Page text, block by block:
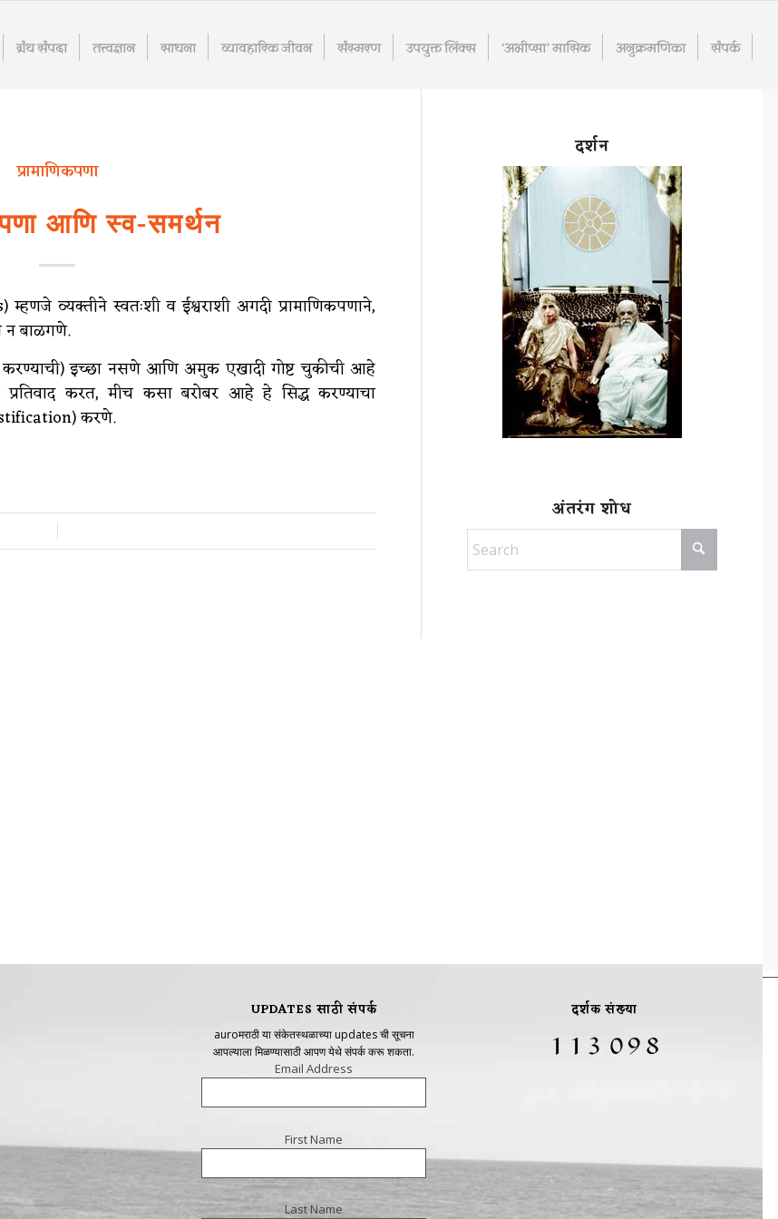
ग्रंथ संपदा तत्त्वज्ञान साधना व्यावहारिक जीवन संस्मरण उपयुक्त लिंक्स ‘अभीप्सा’ मासिक अनुक्रमणिका संपर्क
प्रामाणिकपणा
आणि स्व-समर्थन
व्यक्तीने स्वतःशी व ईश्वराशी अगदी प्रामाणिकपणाने,
न बाळगणे.
इच्छा नसणे आणि अमुक एखादी गोष्ट चुकीची आहे
प्रतिवाद करत, मीच कसा बरोबर आहे हे सिद्ध करण्याचा
करणे.
दर्शन
अंतरंग शोध
UPDATES साठी संपर्क
auroमराठी या संकेतस्थळाच्या updates ची सूचना
आपल्याला मिळण्यासाठी आपण येथे संपर्क करू शकता.
Email Address
First Name
Last Name
दर्शक संख्या